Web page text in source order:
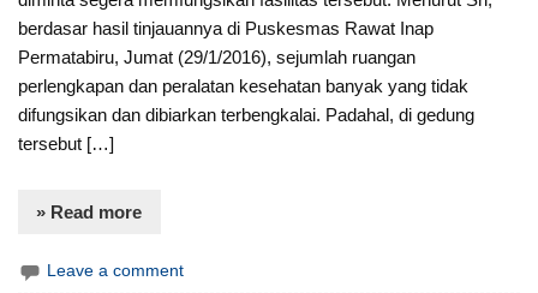
berdasar hasil tinjauannya di Puskesmas Rawat Inap
Permatabiru, Jumat (29/1/2016), sejumlah ruangan
perlengkapan dan peralatan kesehatan banyak yang tidak
difungsikan dan dibiarkan terbengkalai. Padahal, di gedung
tersebut […]
» Read more
Leave a comment